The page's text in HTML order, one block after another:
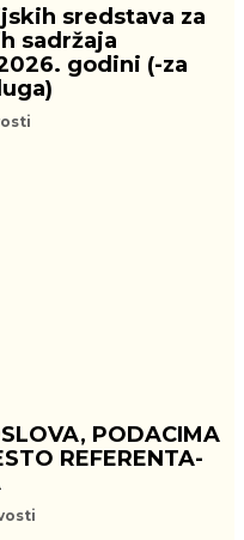
sredstava za
sadržaja
godini (-za
PODACIMA
REFERENTA-